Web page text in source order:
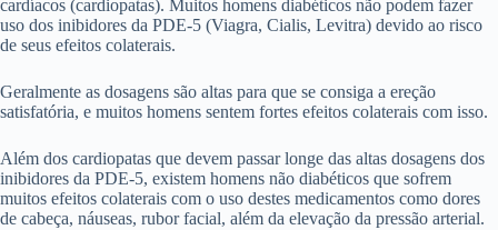
cardíacos (cardiopatas). Muitos homens diabéticos não podem fazer
uso dos inibidores da PDE-5 (Viagra, Cialis, Levitra) devido ao risco
de seus efeitos colaterais.
Geralmente as dosagens são altas para que se consiga a ereção
satisfatória, e muitos homens sentem fortes efeitos colaterais com isso.
Além dos cardiopatas que devem passar longe das altas dosagens dos
inibidores da PDE-5, existem homens não diabéticos que sofrem
muitos efeitos colaterais com o uso destes medicamentos como dores
de cabeça, náuseas, rubor facial, além da elevação da pressão arterial.